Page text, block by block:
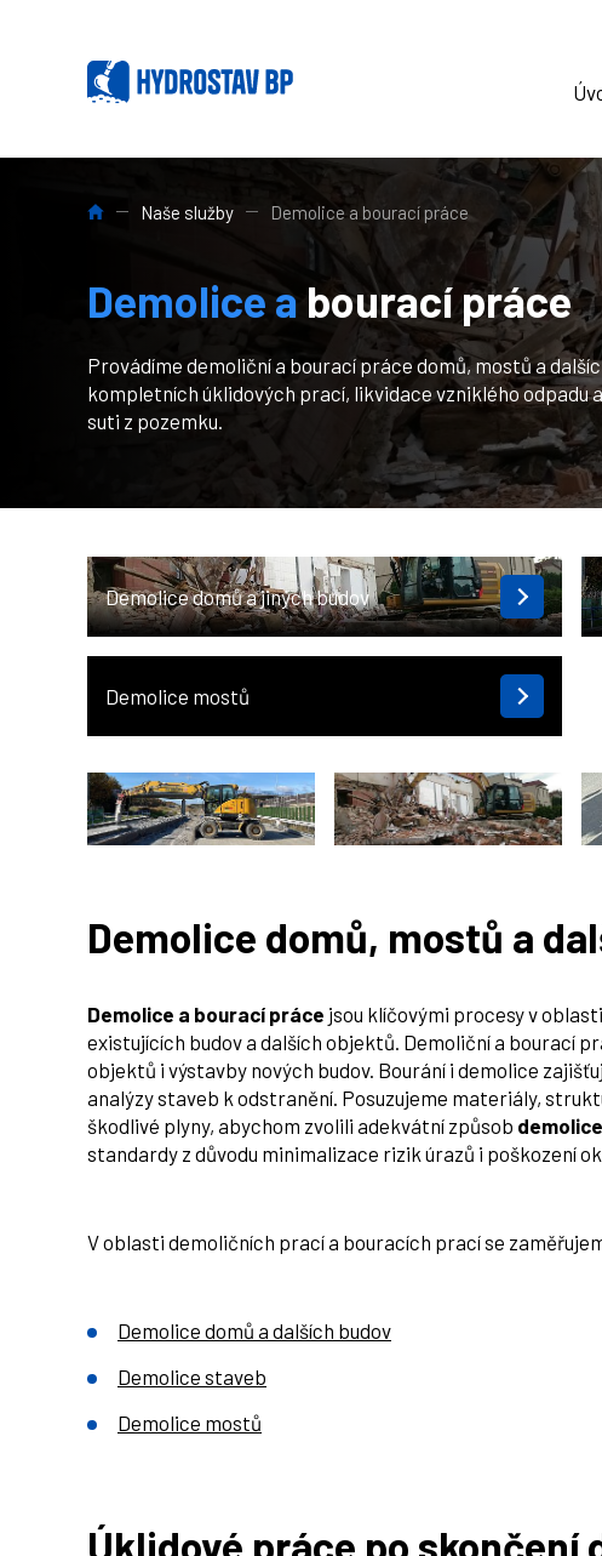
HYDROSTAV BP: Profesionální stavební, výkopové, demoliční a
Naše služby Demolice a bourací práce
Demolice a bourací práce
Provádíme demoliční a bourací práce domů, mostů a
kompletních úklidových prací, likvidace vzniklého odpadu
suti z pozemku.
Demolice domů a jiných budov
Demolice mostů
Demolice domů, mostů a
Demolice a bourací práce jsou klíčovými procesy v
existujících budov a dalších objektů. Demoliční a bourací
objektů i výstavby nových budov. Bourání i demolice
analýzy staveb k odstranění. Posuzujeme materiály,
škodlivé plyny, abychom zvolili adekvátní způsob
standardy z důvodu minimalizace rizik úrazů i poškození
V oblasti demoličních prací a bouracích prací se
Demolice domů a dalších budov
Demolice staveb
Demolice mostů
Úklidové práce po skončení